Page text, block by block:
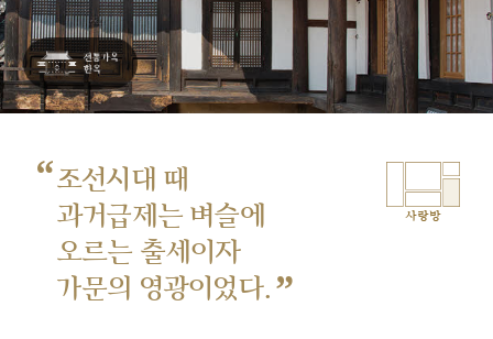
“조선시대 때
과거급제는 벼슬에
오르는 출세이자
가문의 영광이었다. ”
사랑방